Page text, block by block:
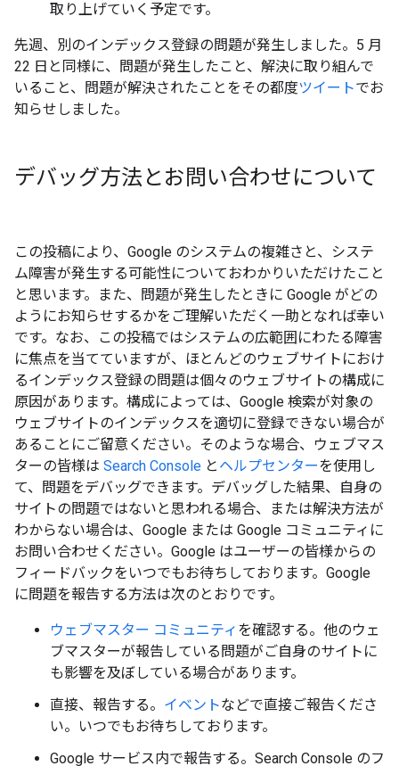
取り上げていく予定です。
先週、別のインデックス登録の問題が発生しました。5 月
22 日と同様に、問題が発生したこと、解決に取り組んで
いること、問題が解決されたことをその都度ツイートでお
知らせしました。
デバッグ方法とお問い合わせについて
この投稿により、Google のシステムの複雑さと、システ
ム障害が発生する可能性についておわかりいただけたこと
と思います。また、問題が発生したときに Google がどの
ようにお知らせするかをご理解いただく一助となれば幸い
です。なお、この投稿ではシステムの広範囲にわたる障害
に焦点を当てていますが、ほとんどのウェブサイトにおけ
るインデックス登録の問題は個々のウェブサイトの構成に
原因があります。構成によっては、Google 検索が対象の
ウェブサイトのインデックスを適切に登録できない場合が
あることにご留意ください。そのような場合、ウェブマス
ターの皆様は Search Console と ヘルプセンターを使用し
て、問題をデバッグできます。デバッグした結果、自身の
サイトの問題ではないと思われる場合、または解決方法が
わからない場合は、Google または Google コミュニティに
お問い合わせください。Google はユーザーの皆様からの
フィードバックをいつでもお待ちしております。Google
に問題を報告する方法は次のとおりです。
ウェブマスター コミュニティ を確認する。他のウェ
ブマスターが報告している問題がご自身のサイトに
も影響を及ぼしている場合があります。
直接、報告する。 イベントなどで直接ご報告くださ
い。いつでもお待ちしております。
Google サービス内で報告する。Search Console のフ